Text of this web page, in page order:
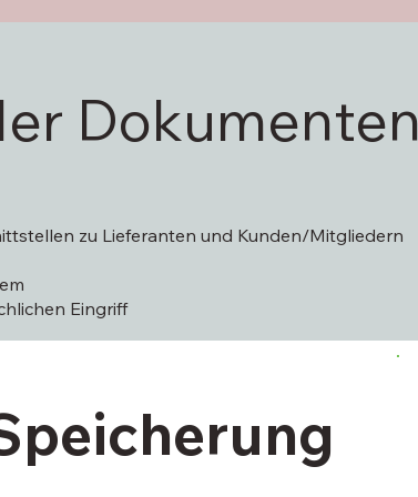
zu Lieferanten und Kunden/Mitgliedern
Eingriff